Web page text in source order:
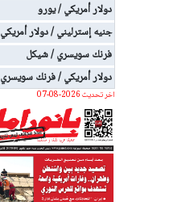
دولار أمريكي / يورو
جنيه إسترليني / دولار أمريكي
فرنك سويسري / شيكل
دولار أمريكي / فرنك سويسري
اخر تحديث 2026-08-07